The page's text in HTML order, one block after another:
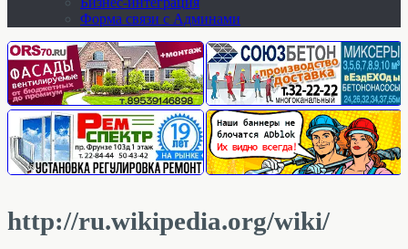
Форма связи с Админами
http://ru.wikipedia.org/wiki/